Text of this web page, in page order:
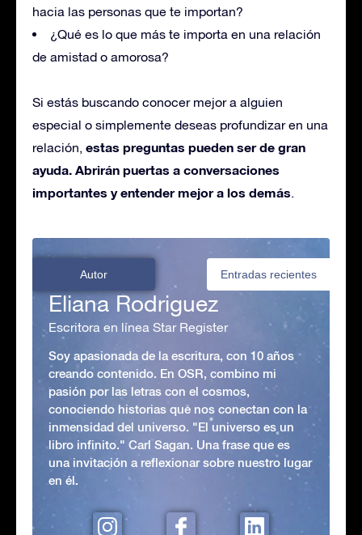
hacia las personas que te importan?
¿Qué es lo que más te importa en una relación
de amistad o amorosa?
Si estás buscando conocer mejor a alguien
especial o simplemente deseas profundizar en una
relación, estas preguntas pueden ser de gran
ayuda. Abrirán puertas a conversaciones
importantes y entender mejor a los demás.
Autor Entradas recientes
Eliana Rodriguez
Escritora en línea Star Register
Soy apasionada de la escritura, con 10 años
creando contenido. En OSR, combino mi
pasión por las letras con el cosmos,
conociendo historias que nos conectan con la
inmensidad del universo. "El universo es un
libro infinito." Carl Sagan. Una frase que es
una invitación a reflexionar sobre nuestro lugar
en él.